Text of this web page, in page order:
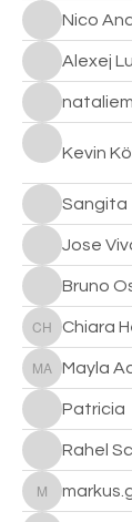
Nico
Alexej
Kevin
Sangita
Jose
Bruno
Chiara Heuser
Chiara
Mayla Adriani
Mayla
Patricia
Rahel